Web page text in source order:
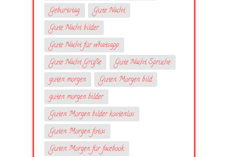
Geburtstag
Gute Nacht
Gute Nacht bilder
Gute Nacht für whatsapp
Gute Nacht Grüße
Gute Nacht Sprüche
guten morgen
Guten Morgen bild
guten morgen bilder
Guten Morgen bilder kostenlos
Guten Morgen fotos
Guten Morgen für facebook